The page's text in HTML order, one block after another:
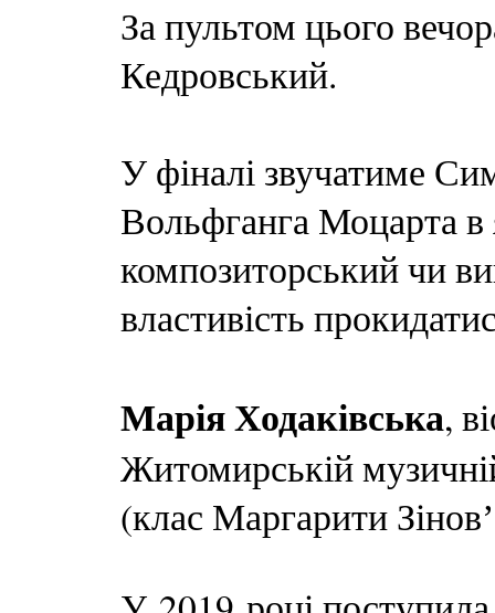
За пультом цього
Кедровський.
У фіналі звучатиме
Вольфганга Моцарта в
композиторський чи
властивість
Марія Ходаківська,
Житомирській
(клас Маргарити